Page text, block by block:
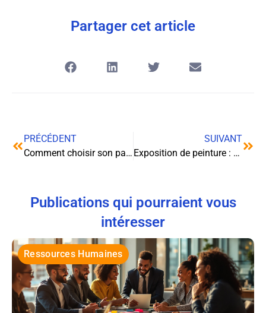
Partager cet article
PRÉCÉDENT
Comment choisir son pantalon de travail ?
SUIVANT
Exposition de peinture : comment expédier les tableaux ?
Publications qui pourraient vous
intéresser
Ressources Humaines